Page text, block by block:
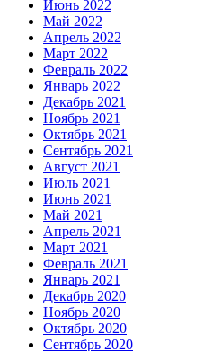
Июнь 2022
Май 2022
Апрель 2022
Март 2022
Февраль 2022
Январь 2022
Декабрь 2021
Ноябрь 2021
Октябрь 2021
Сентябрь 2021
Август 2021
Июль 2021
Июнь 2021
Май 2021
Апрель 2021
Март 2021
Февраль 2021
Январь 2021
Декабрь 2020
Ноябрь 2020
Октябрь 2020
Сентябрь 2020